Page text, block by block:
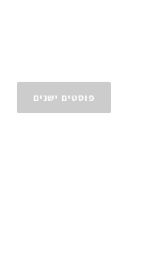
פוסטים ישנים